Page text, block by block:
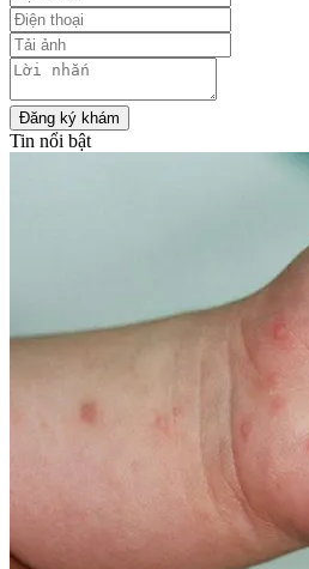
Đăng ký khám
Tin nổi bật